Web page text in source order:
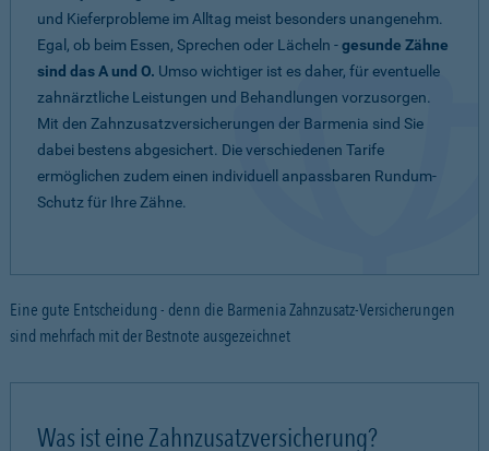
und Kieferprobleme im Alltag meist besonders unangenehm.
Egal, ob beim Essen, Sprechen oder Lächeln -gesunde Zähne
sind das A und O. Umso wichtiger ist es daher, für eventuelle
zahnärztliche Leistungen und Behandlungen vorzusorgen.
Mit den Zahnzusatzversicherungen der Barmenia sind Sie
dabei bestens abgesichert. Die verschiedenen Tarife
ermöglichen zudem einen individuell anpassbaren Rundum-
Schutz für Ihre Zähne.
Eine gute Entscheidung - denn die Barmenia Zahnzusatz-Versicherungen
sind mehrfach mit der Bestnote ausgezeichnet
Was ist eine Zahnzusatzversicherung?